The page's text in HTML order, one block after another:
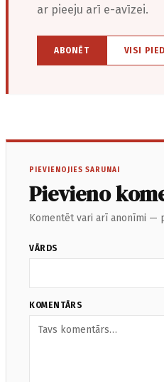
ar pieeju arī e-avīzei.
ABONĒT VISI
PIEVIENOJIES SARUNAI
Pievieno
Komentēt vari arī anonīmi —
VĀRDS
KOMENTĀRS